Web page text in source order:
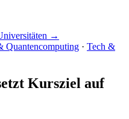
→
Quantencomputing · Tech &
Kursziel auf